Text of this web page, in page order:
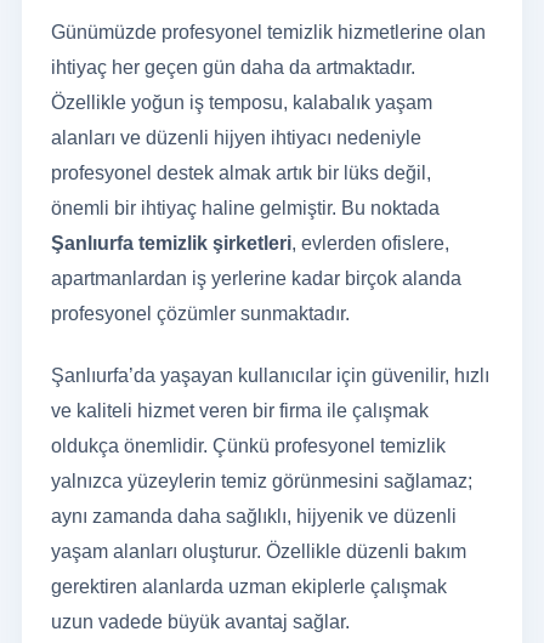
Günümüzde profesyonel temizlik hizmetlerine olan
ihtiyaç her geçen gün daha da artmaktadır.
Özellikle yoğun iş temposu, kalabalık yaşam
alanları ve düzenli hijyen ihtiyacı nedeniyle
profesyonel destek almak artık bir lüks değil,
önemli bir ihtiyaç haline gelmiştir. Bu noktada
Şanlıurfa temizlik şirketleri, evlerden ofislere,
apartmanlardan iş yerlerine kadar birçok alanda
profesyonel çözümler sunmaktadır.
Şanlıurfa’da yaşayan kullanıcılar için güvenilir, hızlı
ve kaliteli hizmet veren bir firma ile çalışmak
oldukça önemlidir. Çünkü profesyonel temizlik
yalnızca yüzeylerin temiz görünmesini sağlamaz;
aynı zamanda daha sağlıklı, hijyenik ve düzenli
yaşam alanları oluşturur. Özellikle düzenli bakım
gerektiren alanlarda uzman ekiplerle çalışmak
uzun vadede büyük avantaj sağlar.